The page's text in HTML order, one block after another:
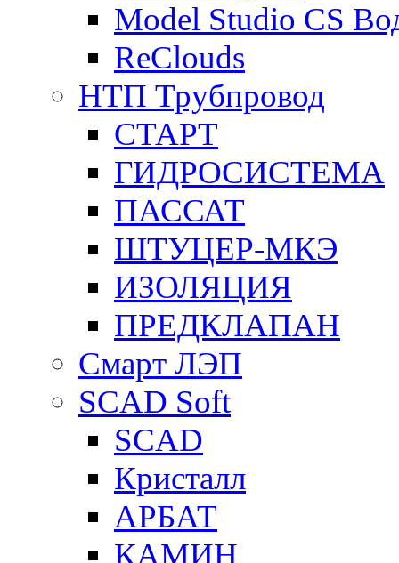
Model Studio CS
ReClouds
НТП Трубпровод
СТАРТ
ГИДРОСИСТЕМА
ПАССАТ
ШТУЦЕР-МКЭ
ИЗОЛЯЦИЯ
ПРЕДКЛАПАН
Смарт ЛЭП
SCAD Soft
SCAD
Кристалл
АРБАТ
КАМИН